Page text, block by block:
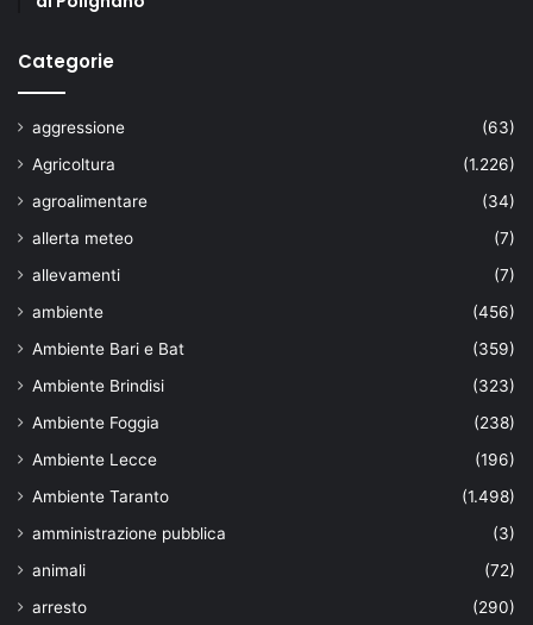
Categorie
aggressione
(63)
Agricoltura
(1.226)
agroalimentare
(34)
allerta meteo
(7)
allevamenti
(7)
ambiente
(456)
Ambiente Bari e Bat
(359)
Ambiente Brindisi
(323)
Ambiente Foggia
(238)
Ambiente Lecce
(196)
Ambiente Taranto
(1.498)
amministrazione pubblica
(3)
animali
(72)
arresto
(290)